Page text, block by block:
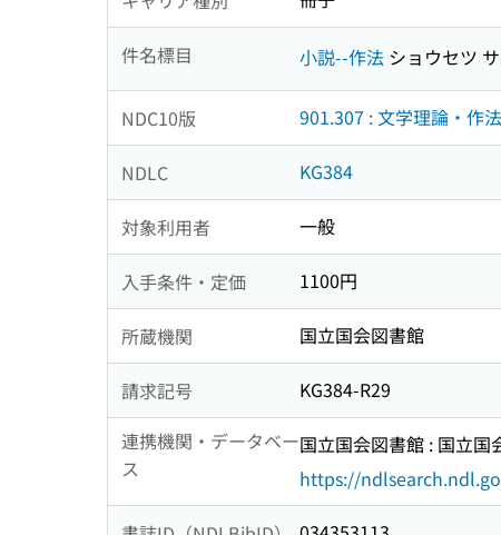
件名標目 小説--作法 ショウセツ
NDC10版 901.307 : 文学理論・作法
NDLC KG384
対象利用者 一般
入手条件・定価 1100円
所蔵機関 国立国会図書館
請求記号
KG384-R29
連携機関・データベー
ス
国立国会図書館 : 国立国
https://